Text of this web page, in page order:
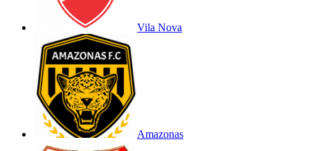
Vila Nova
Amazonas